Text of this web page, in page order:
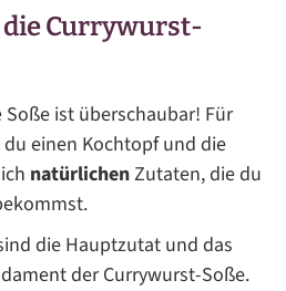
Currywurst-
ist überschaubar! Für
einen Kochtopf und die
natürlichenZutaten, die du
die Hauptzutat und das
der Currywurst-Soße.